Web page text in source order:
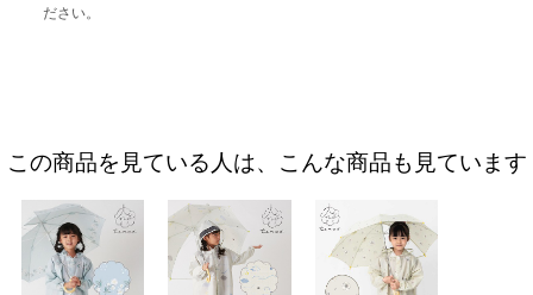
ださい。
この商品を見ている人は、こんな商品も見ています